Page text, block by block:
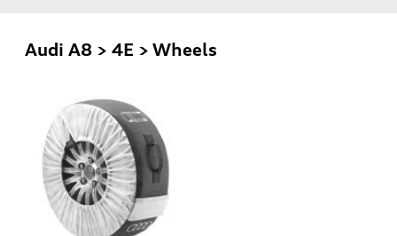
Audi A8 > 4E > Wheels